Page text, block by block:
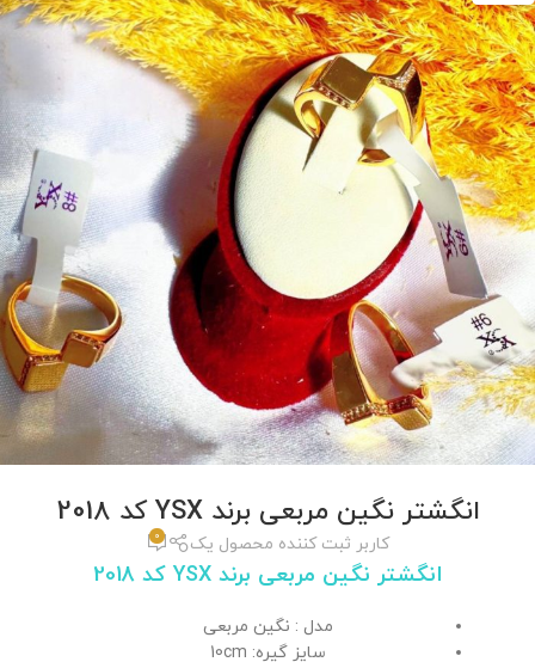
انگشتر نگین مربعی برند YSX کد 2018
کاربر ثبت کننده محصول یک 0
انگشتر نگین مربعی برند YSX کد 2018
مدل : نگین مربعی
سایز گیره: 10cm